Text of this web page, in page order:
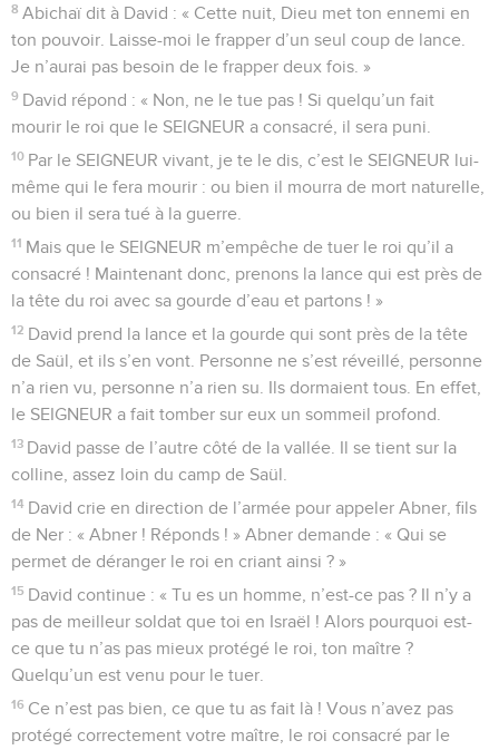
8 Abichaï dit à David : « Cette nuit, Dieu met ton ennemi en
ton pouvoir. Laisse-moi le frapper d’un seul coup de lance.
Je n’aurai pas besoin de le frapper deux fois. »
9 David répond : « Non, ne le tue pas ! Si quelqu’un fait
mourir le roi que le SEIGNEUR a consacré, il sera puni.
10 Par le SEIGNEUR vivant, je te le dis, c’est le SEIGNEUR lui-
même qui le fera mourir : ou bien il mourra de mort naturelle,
ou bien il sera tué à la guerre.
11 Mais que le SEIGNEUR m’empêche de tuer le roi qu’il a
consacré ! Maintenant donc, prenons la lance qui est près de
la tête du roi avec sa gourde d’eau et partons ! »
12 David prend la lance et la gourde qui sont près de la tête
de Saül, et ils s’en vont. Personne ne s’est réveillé, personne
n’a rien vu, personne n’a rien su. Ils dormaient tous. En effet,
le SEIGNEUR a fait tomber sur eux un sommeil profond.
13 David passe de l’autre côté de la vallée. Il se tient sur la
colline, assez loin du camp de Saül.
14 David crie en direction de l’armée pour appeler Abner, fils
de Ner : « Abner ! Réponds ! » Abner demande : « Qui se
permet de déranger le roi en criant ainsi ? »
15 David continue : « Tu es un homme, n’est-ce pas ? Il n’y a
pas de meilleur soldat que toi en Israël ! Alors pourquoi est-
ce que tu n’as pas mieux protégé le roi, ton maître ?
Quelqu’un est venu pour le tuer.
16 Ce n’est pas bien, ce que tu as fait là ! Vous n’avez pas
protégé correctement votre maître, le roi consacré par le